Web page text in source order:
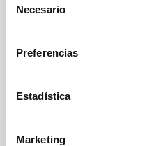
Necesario
Preferencias
Estadística
Marketing
READ MORE